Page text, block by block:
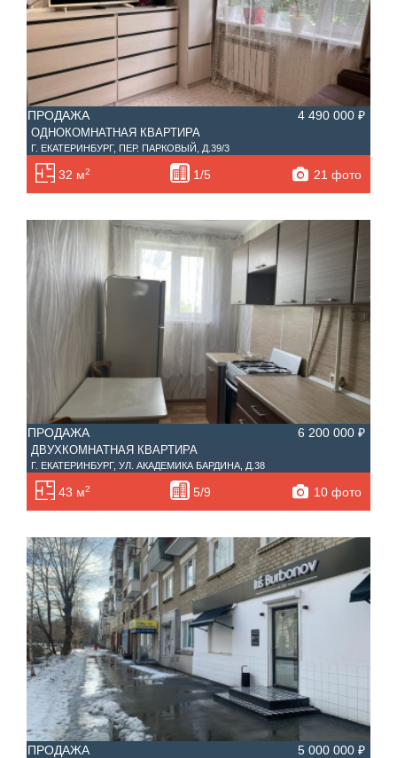
ПРОДАЖА 4 490 000 ₽
ОДНОКОМНАТНАЯ КВАРТИРА
Г. ЕКАТЕРИНБУРГ, ПЕР. ПАРКОВЫЙ, Д.39/3
32 м2 1/5 21 фото
ПРОДАЖА 6 200 000 ₽
ДВУХКОМНАТНАЯ КВАРТИРА
Г. ЕКАТЕРИНБУРГ, УЛ. АКАДЕМИКА БАРДИНА, Д.38
43 м2 5/9 10 фото
ПРОДАЖА 5 000 000 ₽